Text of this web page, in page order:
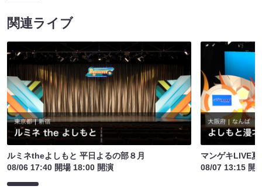
関連ライブ
ルミネtheよしもと 平日よるの部８月
08/06 17:40 開場 18:00 開演
マンゲキLIVE夏
08/07 13:15 開